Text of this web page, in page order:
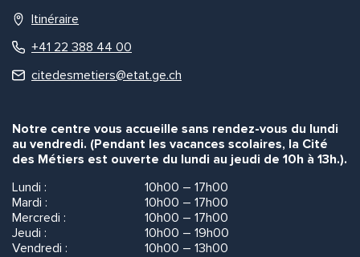
Itinéraire
+41 22 388 44 00
citedesmetiers@etat.ge.ch
Notre centre vous accueille sans rendez-vous du lundi
au vendredi. (Pendant les vacances scolaires, la Cité
des Métiers est ouverte du lundi au jeudi de 10h à 13h.).
Lundi :
10h00 – 17h00
Mardi :
10h00 – 17h00
Mercredi :
10h00 – 17h00
Jeudi :
10h00 – 19h00
Vendredi :
10h00 – 13h00